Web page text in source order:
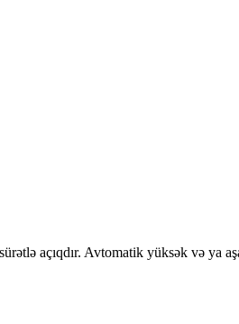
açıqdır. Avtomatik yüksək və ya